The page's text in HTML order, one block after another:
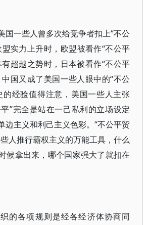
国一些人曾多次给竞争者扣上“不公
实力上升时，欧盟被看作“不公平
超越之势时，日本被看作“不公平
国又成了美国一些人眼中的“不公
的经验值得注意，美国一些人主张
平”完全是站在一己私利的立场设定
边主义和利己主义色彩。“不公平贸
人推行霸权主义的万能工具，什么
候拿出来，哪个国家强大了就扣在
的各项规则是经各经济体协商同